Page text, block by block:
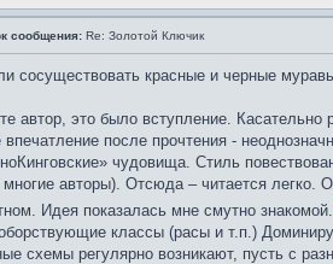
сообщения: Re: Золотой Ключик
сосуществовать красные и черные
автор, это было вступление. Касательно
впечатление после прочтения -
чудовища. Стиль
многие авторы). Отсюда – читается
Идея показалась мне смутно знакомой.
классы (расы и т.п.)
схемы регулярно возникают, пусть с